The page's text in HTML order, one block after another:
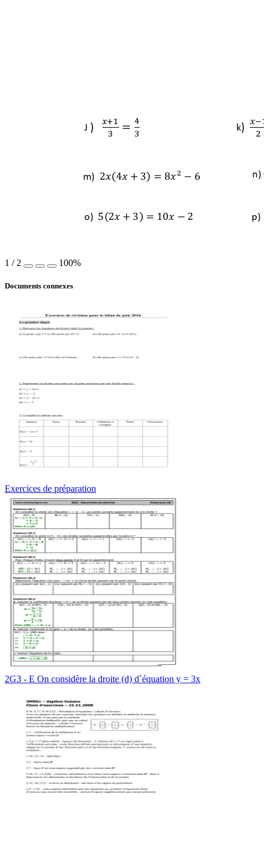
k)
!)
J )
!+*
"
#
-
n)
m) .1 01 4 3 # 51( % 6
o) &.1 4 3 # 781 % .
1 / 2 100%
Documents connexes
Exercices de préparation
2G3 - E On considère la droite (d) d`équation y = 3x